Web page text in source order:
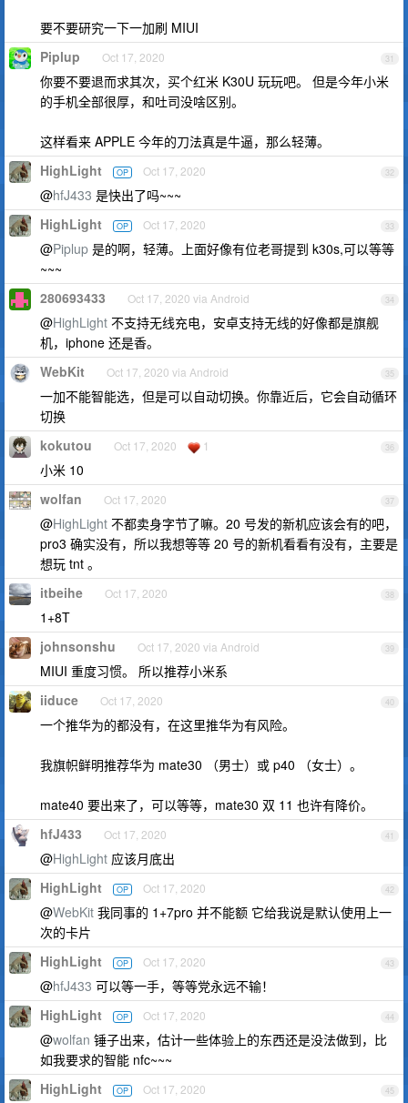
要不要研究一下一加刷 MIUI
31
Piplup Oct 17, 2020
你要不要退而求其次，买个红米 K30U 玩玩吧。 但是今年小米
的手机全部很厚，和吐司没啥区别。
这样看来 APPLE 今年的刀法真是牛逼，那么轻薄。
32
HighLight OP Oct 17, 2020
@hfJ433 是快出了吗~~~
33
HighLight OP Oct 17, 2020
@Piplup 是的啊，轻薄。上面好像有位老哥提到 k30s,可以等等
~~~
34
280693433 Oct 17, 2020 via Android
@HighLight 不支持无线充电，安卓支持无线的好像都是旗舰
机，iphone 还是香。
35
WebKit Oct 17, 2020 via Android
一加不能智能选，但是可以自动切换。你靠近后，它会自动循环
切换
36
kokutou Oct 17, 2020 1
小米 10
37
wolfan Oct 17, 2020
@HighLight 不都卖身字节了嘛。20 号发的新机应该会有的吧，
pro3 确实没有，所以我想等等 20 号的新机看看有没有，主要是
想玩 tnt 。
38
itbeihe Oct 17, 2020
1+8T
39
johnsonshu Oct 17, 2020 via Android
MIUI 重度习惯。 所以推荐小米系
40
iiduce Oct 17, 2020
一个推华为的都没有，在这里推华为有风险。
我旗帜鲜明推荐华为 mate30 （男士）或 p40 （女士）。
mate40 要出来了，可以等等，mate30 双 11 也许有降价。
41
hfJ433 Oct 17, 2020
@HighLight 应该月底出
42
HighLight OP Oct 17, 2020
@WebKit 我同事的 1+7pro 并不能额 它给我说是默认使用上一
次的卡片
43
HighLight OP Oct 17, 2020
@hfJ433 可以等一手，等等党永远不输！
44
HighLight OP Oct 17, 2020
@wolfan 锤子出来，估计一些体验上的东西还是没法做到，比
如我要求的智能 nfc~~~
45
HighLight OP Oct 17, 2020